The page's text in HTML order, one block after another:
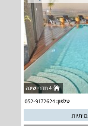
4 חדרי שינה
טלפון:052-9172624